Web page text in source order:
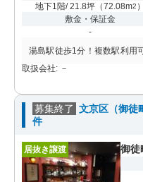
地下1階/ 21.8坪（72.08m2 ）
敷金・保証金
-
湯島駅徒歩1分！複数駅利用
取扱会社: －
募集終了 文京区（御徒
件
居抜き譲渡 御徒